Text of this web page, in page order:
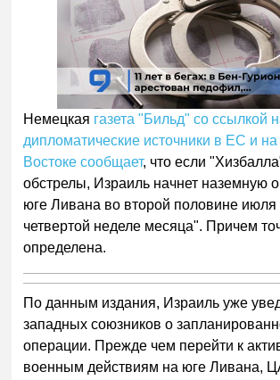
00:00/01:00
Немецкая газета "Бильд" со ссылкой
дипломатические источники в ЕС и
Востоке сообщает, что если
обстрелы, Израиль начнет наземную
юге Ливана во второй половине июля
четвертой неделе месяца". Причем
определена.
По данным издания, Израиль уже
западных союзников о
операции. Прежде чем перейти к
военным действиям на юге Ливана,